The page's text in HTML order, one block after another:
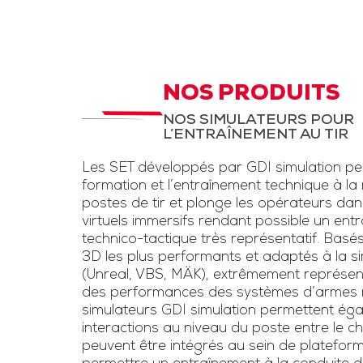
à la menace drone et
la lutte anti-drone.
Inclut un kit pour drone
brouilleur une voie
une simulation
l’usage de
voie »
NOS PRODUITS
NOS SIMULATEURS POUR
L’ENTRAÎNEMENT AU TIR
Les SET développés par GDI simulation
formation et l’entraînement technique à la
postes de tir et plonge les opérateurs
virtuels immersifs rendant possible un
technico-tactique très représentatif.
3D les plus performants et adaptés à la
(Unreal, VBS, MÄK), extrêmement
des performances des systèmes d’armes
simulateurs GDI simulation permettent
interactions au niveau du poste entre le
peuvent être intégrés au sein de